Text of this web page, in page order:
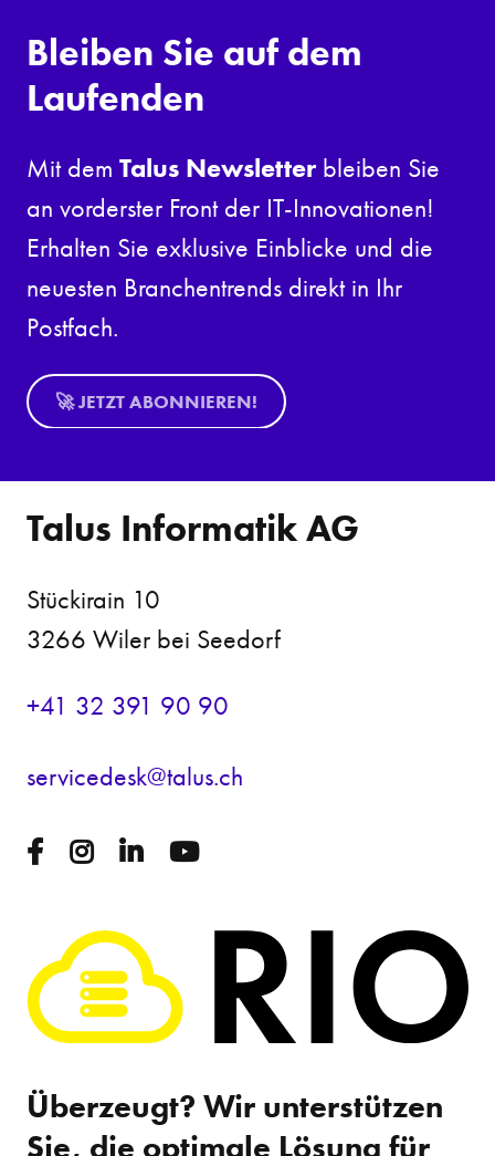
Bleiben Sie auf dem
Laufenden
Mit dem Talus Newsletter bleiben Sie
an vorderster Front der IT-Innovationen!
Erhalten Sie exklusive Einblicke und die
neuesten Branchentrends direkt in Ihr
Postfach.
🚀 JETZT ABONNIEREN!
Talus Informatik AG
Stückirain 10
3266 Wiler bei Seedorf
+41 32 391 90 90
s rv c d sk t l s ch
Überzeugt? Wir unterstützen
Sie, die optimale Lösung für